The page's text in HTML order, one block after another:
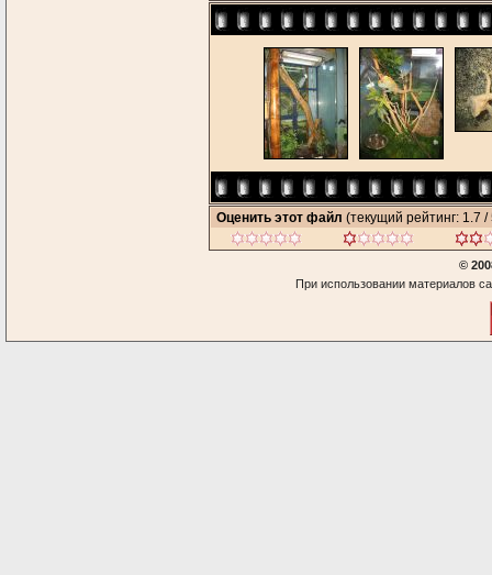
Оценить этот файл (текущий рейтинг: 1.7 /
©
При использовании материалов